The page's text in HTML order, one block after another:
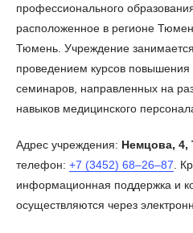
профессионального
расположенное в регионе
Тюмень. Учреждение
проведением курсов повышения
семинаров, направленных на
навыков медицинского
Адрес учреждения: Немцова, 4,
телефон: +7 (3452) 68‒26‒87 .
информационная поддержка и
осуществляются через